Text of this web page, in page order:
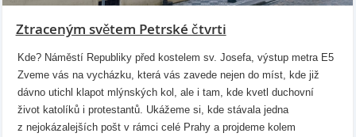
Ztraceným světem Petrské čtvrti
Kde? Náměstí Republiky před kostelem sv. Josefa, výstup metra E5
Zveme vás na vycházku, která vás zavede nejen do míst, kde již
dávno utichl klapot mlýnských kol, ale i tam, kde kvetl duchovní
život katolíků i protestantů. Ukážeme si, kde stávala jedna
z nejokázalejších pošt v rámci celé Prahy a projdeme kolem